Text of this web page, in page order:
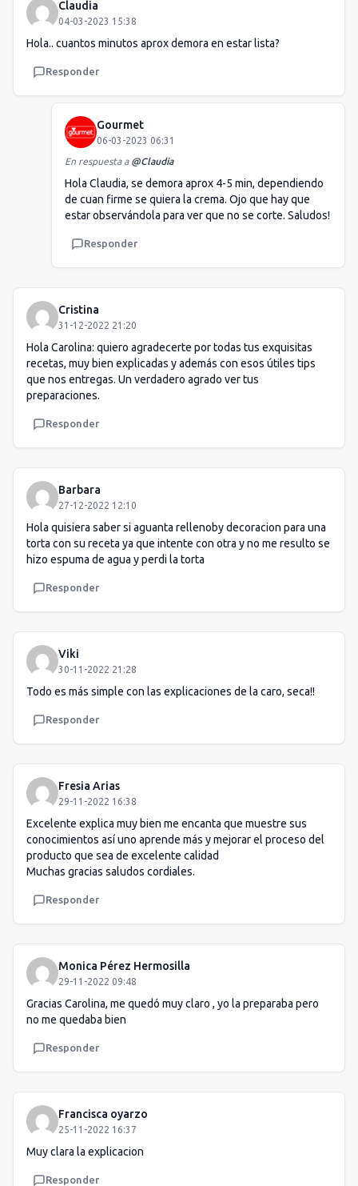
Claudia
04-03-2023 15:38
Hola.. cuantos minutos aprox demora en estar lista?
Responder
Gourmet
06-03-2023 06:31
En respuesta a @Claudia
Hola Claudia, se demora aprox 4-5 min, dependiendo
de cuan firme se quiera la crema. Ojo que hay que
estar observándola para ver que no se corte. Saludos!
Responder
Cristina
31-12-2022 21:20
Hola Carolina: quiero agradecerte por todas tus exquisitas
recetas, muy bien explicadas y además con esos útiles tips
que nos entregas. Un verdadero agrado ver tus
preparaciones.
Responder
Barbara
27-12-2022 12:10
Hola quisiera saber si aguanta rellenoby decoracion para una
torta con su receta ya que intente con otra y no me resulto se
hizo espuma de agua y perdi la torta
Responder
Viki
30-11-2022 21:28
Todo es más simple con las explicaciones de la caro, seca!!
Responder
Fresia Arias
29-11-2022 16:38
Excelente explica muy bien me encanta que muestre sus
conocimientos así uno aprende más y mejorar el proceso del
producto que sea de excelente calidad
Muchas gracias saludos cordiales.
Responder
Monica Pérez Hermosilla
29-11-2022 09:48
Gracias Carolina, me quedó muy claro , yo la preparaba pero
no me quedaba bien
Responder
Francisca oyarzo
25-11-2022 16:37
Muy clara la explicacion
Responder